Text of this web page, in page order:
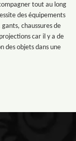
tout au long
des équipements
chaussures de
car il y a de
des objets dans une